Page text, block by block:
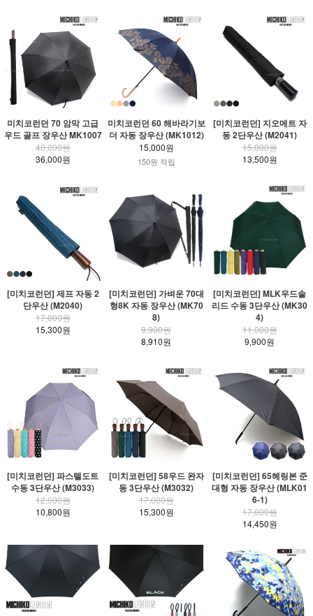
미치코런던 70 암막 고급
우드 골프 장우산 MK1007
40,000원
36,000원
미치코런던 60 해바라기보
더 자동 장우산 (MK1012)
15,000원
150원 적립
[미치코런던] 지오메트 자
동 2단우산 (M2041)
15,000원
13,500원
[미치코런던] 제프 자동 2
단우산 (M2040)
17,000원
15,300원
[미치코런던] 가벼운 70대
형8K 자동 장우산 (MK70
8)
9,900원
8,910원
[미치코런던] MLK우드솔
리드 수동 3단우산 (MK30
4)
11,000원
9,900원
[미치코런던] 파스텔도트
수동 3단우산 (M3033)
12,000원
10,800원
[미치코런던] 58우드 완자
동 3단우산 (M3032)
17,000원
15,300원
[미치코런던] 65헤링본 준
대형 자동 장우산 (MLK01
6-1)
17,000원
14,450원